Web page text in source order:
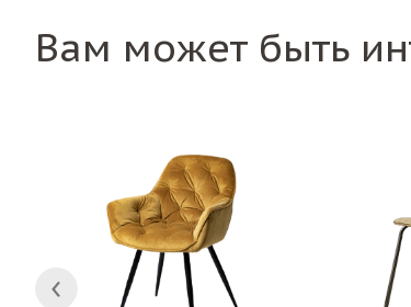
Вам может быть